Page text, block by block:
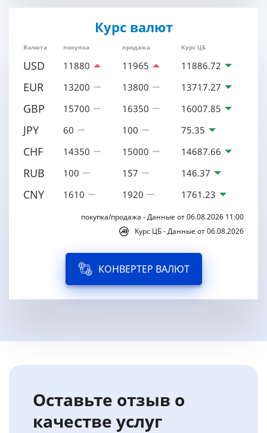
Курс валют
Валюта покупка продажа Курс ЦБ
USD 11880 11965 11886.72
EUR 13200 13800 13717.27
GBP 15700 16350 16007.85
JPY 60 100 75.35
CHF 14350 15000 14687.66
RUB 100 157 146.37
CNY 1610 1920 1761.23
покупка/продажа - Данные от 06.08.2026 11:00
Курс ЦБ - Данные от 06.08.2026
КОНВЕРТЕР ВАЛЮТ
Оставьте отзыв о
качестве услуг